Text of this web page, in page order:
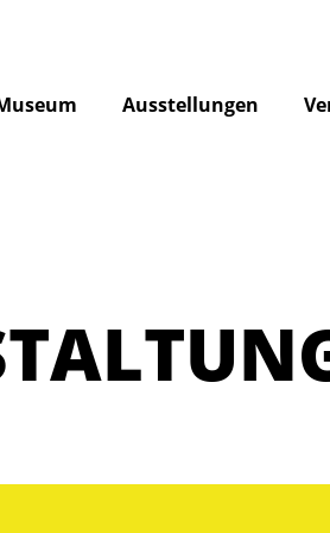
Ausstellungen